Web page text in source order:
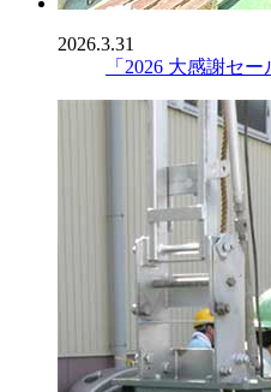
2026.3.31
「2026 大感謝セ